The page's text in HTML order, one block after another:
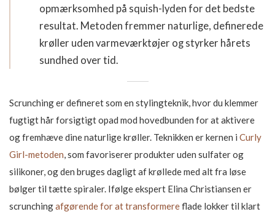
opmærksomhed på squish-lyden for det bedste
resultat. Metoden fremmer naturlige, definerede
krøller uden varmeværktøjer og styrker hårets
sundhed over tid.
Scrunching er defineret som en stylingteknik, hvor du klemmer
fugtigt hår forsigtigt opad mod hovedbunden for at aktivere
og fremhæve dine naturlige krøller. Teknikken er kernen i Curly
Girl-metoden, som favoriserer produkter uden sulfater og
silikoner, og den bruges dagligt af krøllede med alt fra løse
bølger til tætte spiraler. Ifølge ekspert Elina Christiansen er
scrunchingafgørende for at transformereflade lokker til klart